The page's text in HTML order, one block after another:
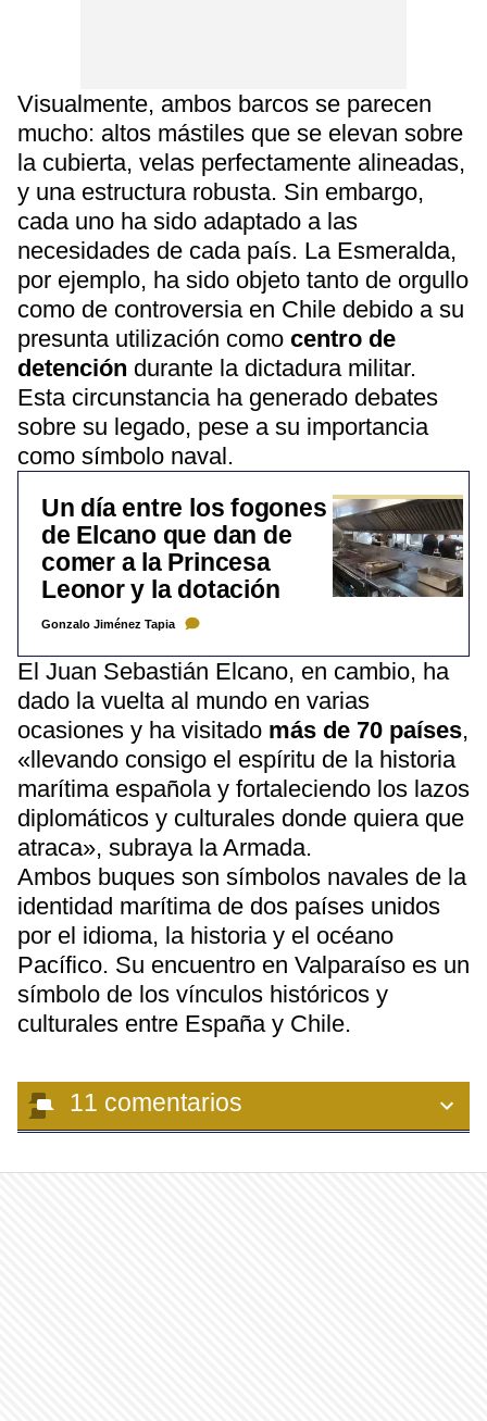
Visualmente, ambos barcos se parecen
mucho: altos mástiles que se elevan sobre
la cubierta, velas perfectamente alineadas,
y una estructura robusta. Sin embargo,
cada uno ha sido adaptado a las
necesidades de cada país. La Esmeralda,
por ejemplo, ha sido objeto tanto de orgullo
como de controversia en Chile debido a su
presunta utilización como centro de
detención durante la dictadura militar.
Esta circunstancia ha generado debates
sobre su legado, pese a su importancia
como símbolo naval.
Un día entre los fogones
de Elcano que dan de
comer a la Princesa
Leonor y la dotación
Gonzalo Jiménez Tapia
El Juan Sebastián Elcano, en cambio, ha
dado la vuelta al mundo en varias
ocasiones y ha visitado más de 70 países,
«llevando consigo el espíritu de la historia
marítima española y fortaleciendo los lazos
diplomáticos y culturales donde quiera que
atraca», subraya la Armada.
Ambos buques son símbolos navales de la
identidad marítima de dos países unidos
por el idioma, la historia y el océano
Pacífico. Su encuentro en Valparaíso es un
símbolo de los vínculos históricos y
culturales entre España y Chile.
11 comentarios